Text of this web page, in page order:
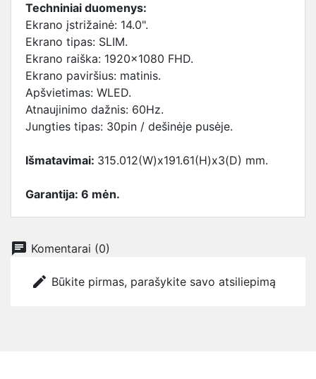
Techniniai duomenys:
Ekrano įstrižainė: 14.0".
Ekrano tipas: SLIM.
Ekrano raiška: 1920x1080 FHD.
Ekrano paviršius: matinis.
Apšvietimas: WLED.
Atnaujinimo dažnis: 60Hz.
Jungties tipas: 30pin / dešinėje pusėje.
Išmatavimai: 315.012(W)x191.61(H)x3(D) mm.
Garantija: 6 mėn.
chat Komentarai (0)
edit Būkite pirmas, parašykite savo atsiliepimą